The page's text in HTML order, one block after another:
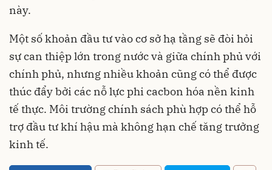
này.
Một số khoản đầu tư vào cơ sở hạ tầng sẽ đòi hỏi
sự can thiệp lớn trong nước và giữa chính phủ với
chính phủ, nhưng nhiều khoản cũng có thể được
thúc đẩy bởi các nỗ lực phi cacbon hóa nền kinh
tế thực. Môi trường chính sách phù hợp có thể hỗ
trợ đầu tư khí hậu mà không hạn chế tăng trưởng
kinh tế.